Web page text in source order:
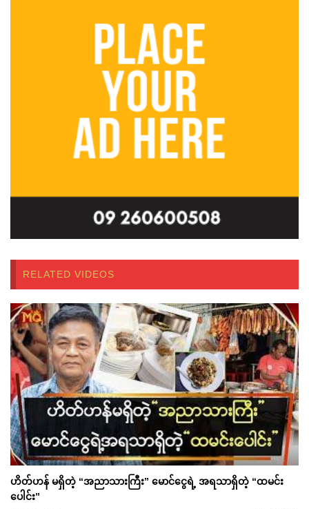
RELATED VIDEOS
ဟိတ်ဟန် မရှိတဲ့ “အညာသားကြီး” မောင်ငွေရဲ့ အရသာရှိတဲ့ “ထမင်း
ပေါင်း”